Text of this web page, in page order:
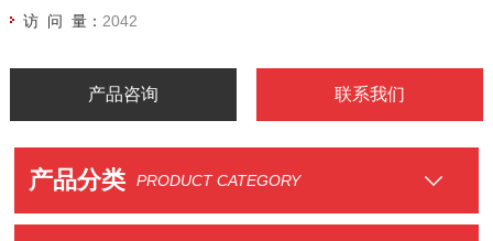
访 问 量： 2042
产品咨询 联系我们
产品分类 PRODUCT CATEGORY